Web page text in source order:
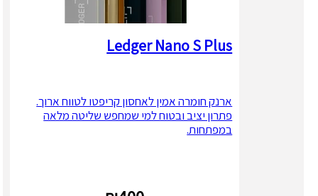
Ledger Nano S Plus
ארנק חומרה אמין לאחסון קריפטו לטווח ארוך.
פתרון יציב ובטוח למי שמחפש שליטה מלאה
במפתחות.